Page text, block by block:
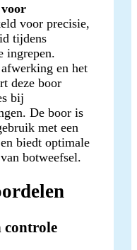
voor precisie,
tijdens
ingrepen.
en het
deze boor
bij
De boor is
met een
en biedt optimale
botweefsel.
controle